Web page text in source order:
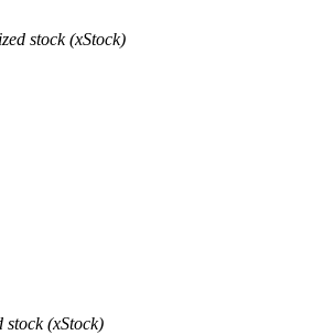
penghasilan pasif
stock (xStock)
stock (xStock)